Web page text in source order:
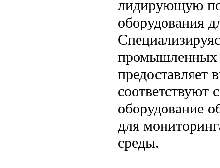
лидирующую
оборудования
промышленных
предоставляет
соответствуют
оборудование
для
среды.